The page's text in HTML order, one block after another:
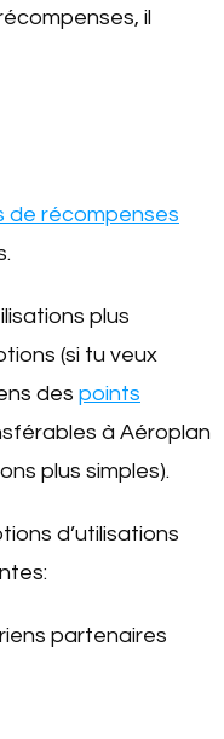
il
de récompenses
plus
(si tu veux
des points
à Aéroplan
plus simples).
d’utilisations
partenaires